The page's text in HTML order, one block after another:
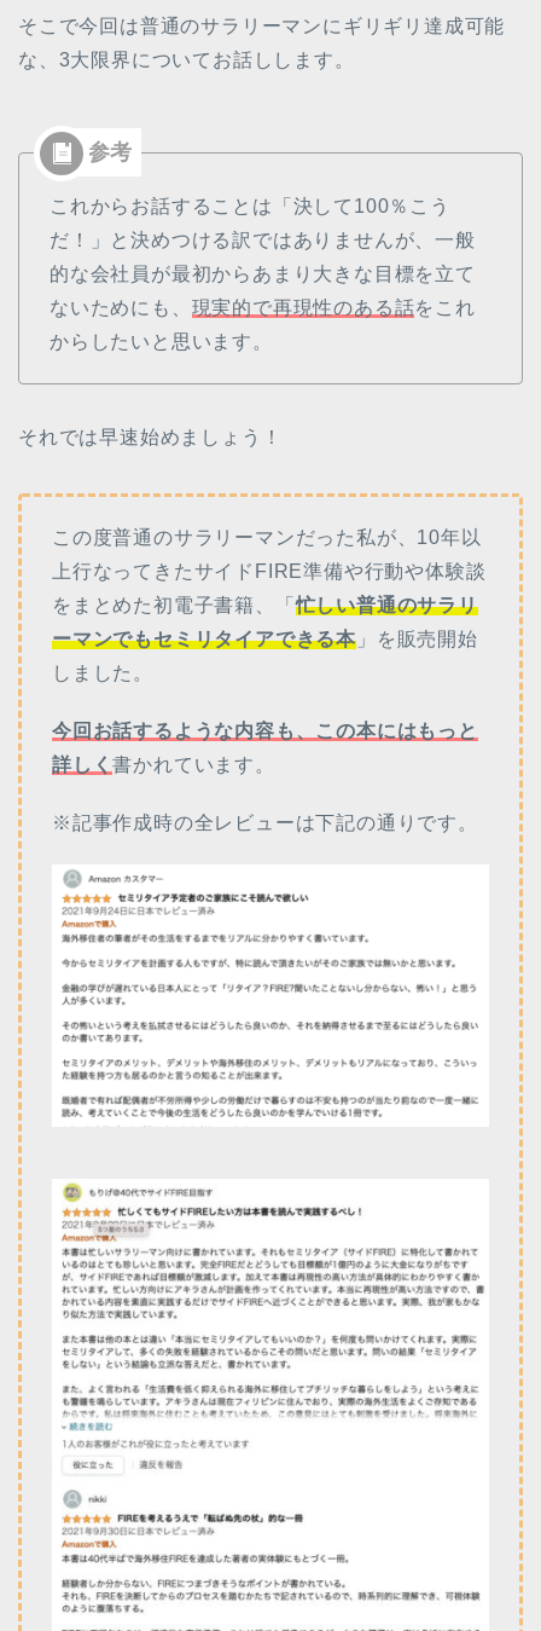
そこで今回は普通のサラリーマンにギリギリ達成可能
な、3大限界についてお話しします。
これからお話することは「決して100％こう
だ！」と決めつける訳ではありませんが、一般
的な会社員が最初からあまり大きな目標を立て
ないためにも、 現実的で再現性のある話をこれ
からしたいと思います。
それでは早速始めましょう！
この度普通のサラリーマンだった私が、10年以
上行なってきたサイドFIRE準備や行動や体験談
をまとめた初電子書籍、「忙しい普通のサラリ
ーマンでもセミリタイアできる本 」を販売開始
しました。
今回お話するような内容も、この本にはもっと
詳しく書かれています。
※記事作成時の全レビューは下記の通りです。